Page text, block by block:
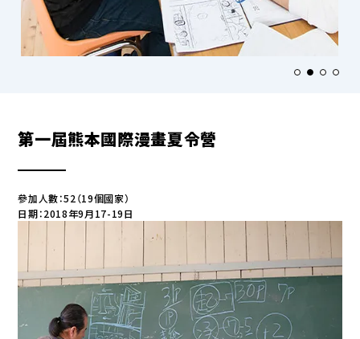
第一屆熊本國際漫畫夏令營
參加人數：52（19個國家）
日期：2018年9月17-19日